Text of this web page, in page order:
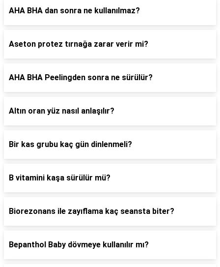
AHA BHA dan sonra ne kullanılmaz?
Aseton protez tırnağa zarar verir mi?
AHA BHA Peelingden sonra ne sürülür?
Altın oran yüz nasıl anlaşılır?
Bir kas grubu kaç gün dinlenmeli?
B vitamini kaşa sürülür mü?
Biorezonans ile zayıflama kaç seansta biter?
Bepanthol Baby dövmeye kullanılır mı?